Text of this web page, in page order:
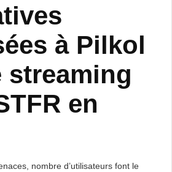
à Pilkol
streaming
en
nombre d’utilisateurs font le